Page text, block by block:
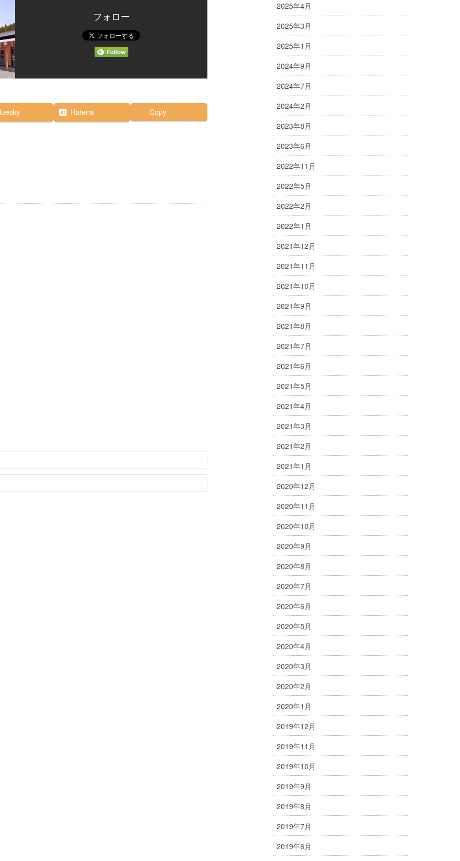
フォロー
Hatena Copy
2025年4月
2025年3月
2025年1月
2024年9月
2024年7月
2024年2月
2023年8月
2023年6月
2022年11月
2022年5月
2022年2月
2022年1月
2021年12月
2021年11月
2021年10月
2021年9月
2021年8月
2021年7月
2021年6月
2021年5月
2021年4月
2021年3月
2021年2月
2021年1月
2020年12月
2020年11月
2020年10月
2020年9月
2020年8月
2020年7月
2020年6月
2020年5月
2020年4月
2020年3月
2020年2月
2020年1月
2019年12月
2019年11月
2019年10月
2019年9月
2019年8月
2019年7月
2019年6月